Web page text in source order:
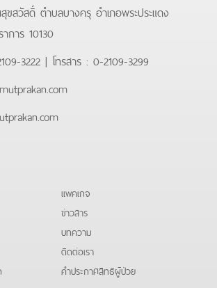
สวัสดิ์ ตำบลบางครุ อำเภอพระประแดง
การ 10130
3222 | โทรสาร : 0-2109-3299
แพคเกจ
ข่าวสาร
บทความ
ติดต่อเรา
คําประกาศสิทธิผู้ป่วย